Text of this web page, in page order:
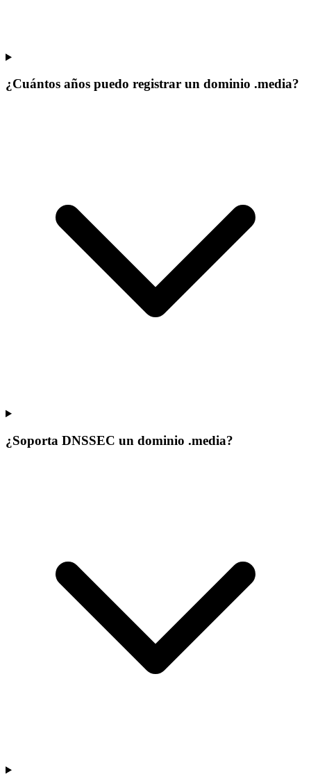
¿Cuántos años puedo registrar un dominio .media?
¿Soporta DNSSEC un dominio .media?